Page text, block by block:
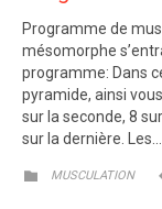
Programme de
mésomorphe
programme: Dans
pyramide, ainsi
sur la seconde, 8
sur la dernière. Les…
 CATEGORY
MUSCULATION